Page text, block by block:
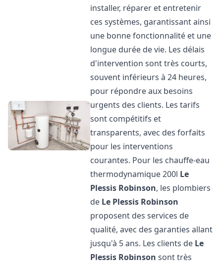
installer, réparer et entretenir
ces systèmes, garantissant ainsi
une bonne fonctionnalité et une
longue durée de vie. Les délais
d'intervention sont très courts,
souvent inférieurs à 24 heures,
pour répondre aux besoins
urgents des clients. Les tarifs
sont compétitifs et
transparents, avec des forfaits
pour les interventions
courantes. Pour les chauffe-eau
thermodynamique 200l Le
Plessis Robinson, les plombiers
de Le Plessis Robinson
proposent des services de
qualité, avec des garanties allant
jusqu'à 5 ans. Les clients de Le
Plessis Robinson sont très